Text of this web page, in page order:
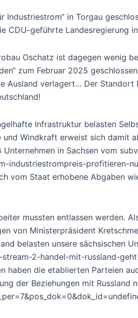
in Torgau
CDU-geführte Landesregierung in
Oschatz ist dagegen wenig
zum Februar 2025
Ausland verlagert… Der Standort
Infrastruktur belasten
Windkraft erweist sich damit
in Sachsen vom
industriestrompreis-profitieren-
vom Staat erhobene Abgaben
mussten entlassen werden.
von Ministerpräsident
belasten unsere sächsischen
2-handel-mit-russland-
haben die etablierten Parteien
der Beziehungen mit Russland